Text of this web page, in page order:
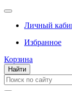
Личный
Избранное
Корзина
Найти